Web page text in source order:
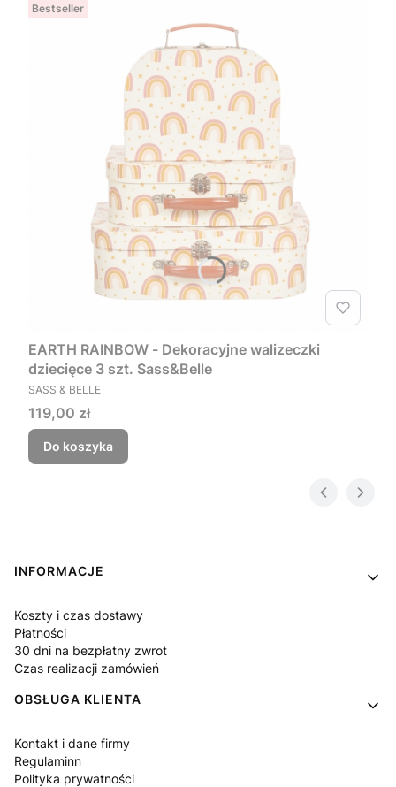
Bestseller
EARTH RAINBOW - Dekoracyjne walizeczki
dziecięce 3 szt. Sass&Belle
PRODUCENT
SASS & BELLE
Cena
119,00 zł
Do koszyka
Linki w stopce
INFORMACJE
Koszty i czas dostawy
Płatności
30 dni na bezpłatny zwrot
Czas realizacji zamówień
OBSŁUGA KLIENTA
Kontakt i dane firmy
Regulaminn
Polityka prywatności